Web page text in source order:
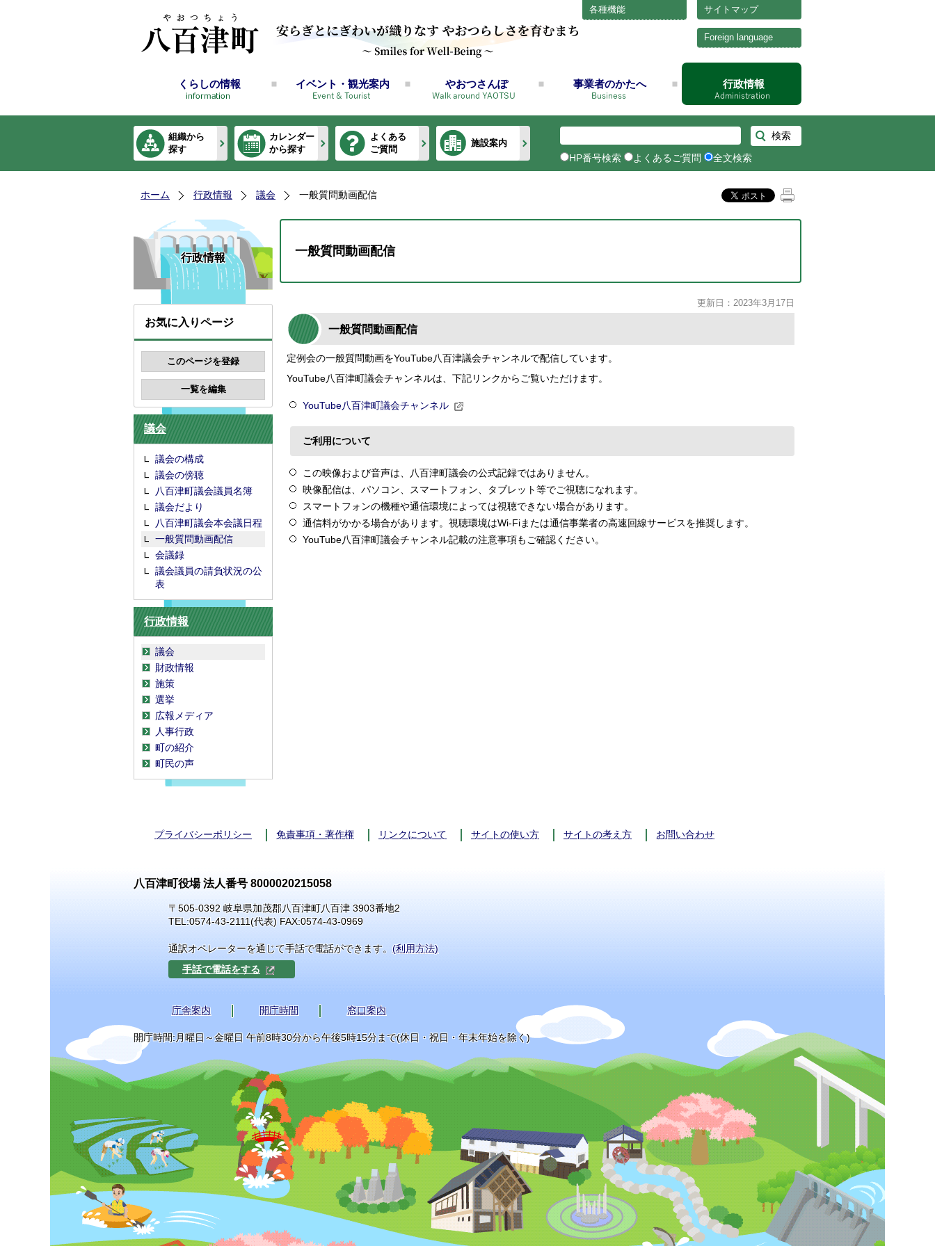
サイトマップ
各種機能
Foreign language
くらしの情報 イベント・観光案内 やおつさんぽ 事業者のかたへ 行政情報
組織から
探す
カレンダー
から探す
よくある
ご質問
施設案内
HP番号検索 よくあるご質問 全文検索
ホーム 行政情報 議会 一般質問動画配信
行政情報
お気に入りページ
議会
議会の構成
議会の傍聴
八百津町議会議員名簿
議会だより
八百津町議会本会議日程
一般質問動画配信
会議録
議会議員の請負状況の公
表
行政情報
議会
財政情報
施策
選挙
広報メディア
人事行政
町の紹介
町民の声
一般質問動画配信
更新日：2023年3月17日
一般質問動画配信
定例会の一般質問動画をYouTube八百津議会チャンネルで配信しています。
YouTube八百津町議会チャンネルは、下記リンクからご覧いただけます。
YouTube八百津町議会チャンネル
ご利用について
この映像および音声は、八百津町議会の公式記録ではありません。
映像配信は、パソコン、スマートフォン、タブレット等でご視聴になれます。
スマートフォンの機種や通信環境によっては視聴できない場合があります。
通信料がかかる場合があります。視聴環境はWi-Fiまたは通信事業者の高速回線サービスを推奨します。
YouTube八百津町議会チャンネル記載の注意事項もご確認ください。
プライバシーポリシー 免責事項・著作権 リンクについて サイトの使い方 サイトの考え方 お問い合わせ
八百津町役場 法人番号 8000020215058
〒505-0392 岐阜県加茂郡八百津町八百津 3903番地2
TEL:0574-43-2111(代表) FAX:0574-43-0969
通訳オペレーターを通じて手話で電話ができます。 (利用方法)
手話で電話をする
庁舎案内 開庁時間 窓口案内
開庁時間:月曜日～金曜日 午前8時30分から午後5時15分まで(休日・祝日・年末年始を除く)